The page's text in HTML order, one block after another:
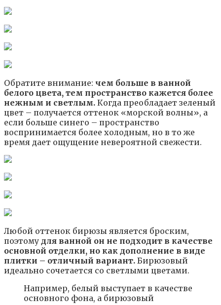
Обратите внимание: чем больше в ванной
белого цвета, тем пространство кажется более
нежным и светлым. Когда преобладает зеленый
цвет – получается оттенок «морской волны», а
если больше синего – пространство
воспринимается более холодным, но в то же
время дает ощущение невероятной свежести.
Любой оттенок бирюзы является броским,
поэтому для ванной он не подходит в качестве
основной отделки, но как дополнение в виде
плитки – отличный вариант. Бирюзовый
идеально сочетается со светлыми цветами.
Например, белый выступает в качестве
основного фона, а бирюзовый